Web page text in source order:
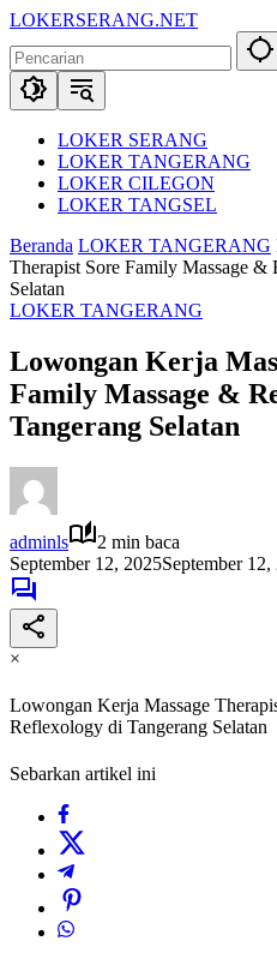
Langsung
konten
LOKERSERANG.NET
Lowongan
Kerja
Serang
SekitarnyaLOKER SERANG
LOKER TANGERANG
LOKER CILEGON
LOKER TANGSEL
Beranda LOKER TANGERANG
Therapist Sore Family Massage &
Selatan
LOKER TANGERANG
Lowongan Kerja
Family Massage &
Tangerang Selatan
adminls
2 min baca
September 12, 2025September 12,
×
Lowongan Kerja Massage
Reflexology di Tangerang Selatan
Sebarkan artikel ini